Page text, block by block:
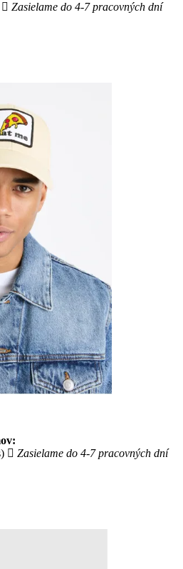
Zasielame do 4-7 pracovných dní
Zasielame do 4-7 pracovných dní